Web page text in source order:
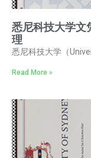
悉尼科技大学文
理
悉尼科技大学（
Read More »